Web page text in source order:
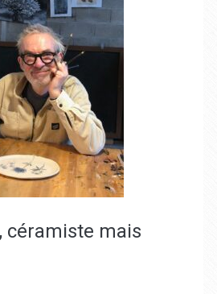
céramiste mais